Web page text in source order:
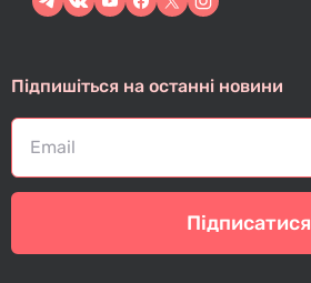
Підпишіться на останні новини
Підписатися